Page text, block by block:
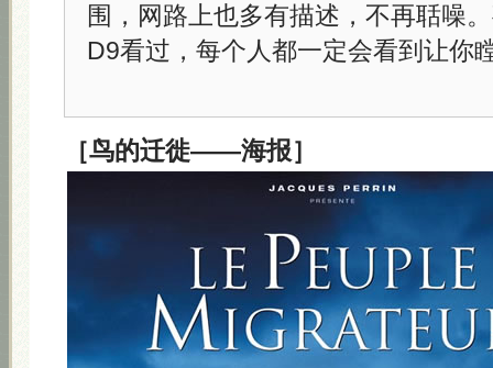
围，网路上也多有描述，不再聒噪
D9看过，每个人都一定会看到让你
［鸟的迁徙——海报］